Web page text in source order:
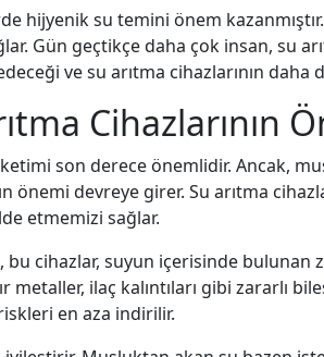
hijyenik su temini önem
Gün geçtikçe daha çok insan, su
ve su arıtma cihazlarının
Cihazlarının
son derece önemlidir. Ancak,
devreye girer. Su arıtma
etmemizi sağlar.
bu cihazlar, suyun içerisinde
ilaç kalıntıları gibi zararlı
en aza indirilir.